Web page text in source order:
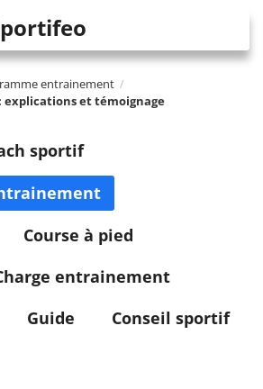
entrainement /
explications et témoignage
sportif
Course à pied
entrainement
Guide Conseil sportif